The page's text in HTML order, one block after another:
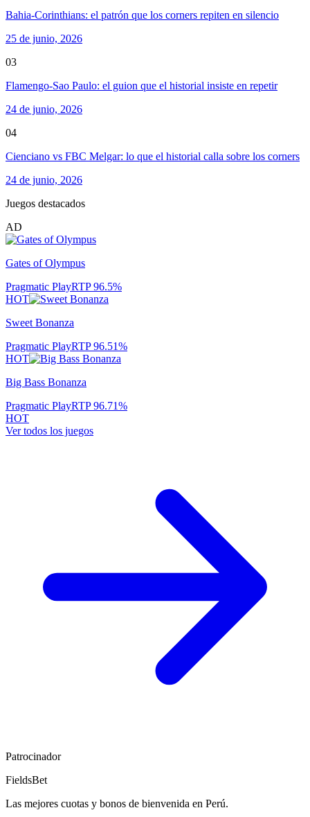
Bahia-Corinthians: el patrón que los corners repiten en silencio
25 de junio, 2026
03
Flamengo-Sao Paulo: el guion que el historial insiste en repetir
24 de junio, 2026
04
Cienciano vs FBC Melgar: lo que el historial calla sobre los corners
24 de junio, 2026
Juegos destacados
AD
Gates of Olympus
Pragmatic PlayRTP96.5%
HOT
Sweet Bonanza
Pragmatic PlayRTP96.51%
HOT
Big Bass Bonanza
Pragmatic PlayRTP96.71%
HOT
Ver todos los juegos
Patrocinador
FieldsBet
Las mejores cuotas y bonos de bienvenida en Perú.